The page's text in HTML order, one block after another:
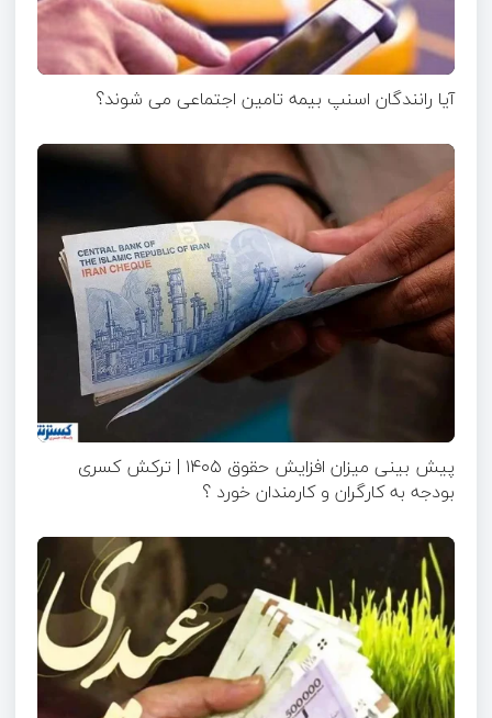
آیا رانندگان اسنپ بیمه تامین اجتماعی می شوند؟
پیش بینی میزان افزایش حقوق ۱۴۰۵ | ترکش کسری
بودجه به کارگران و کارمندان خورد ؟